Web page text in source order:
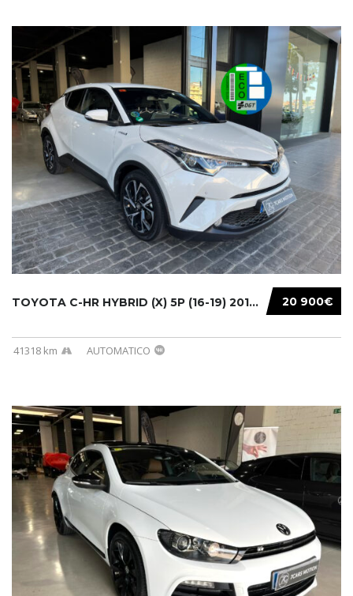
20 900€
TOYOTA C-HR HYBRID (X) 5P (16-19) 2019...
41318 km AUTOMATICO